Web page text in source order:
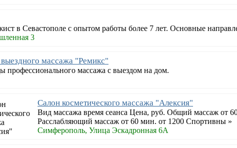
в Севастополе с опытом работы более 7 лет. Основные
3
массажа "Ремикс"
профессионального массажа с выездом на дом.
Салон косметического массажа "Алексия"
Вид массажа время сеанса Цена, руб. Общий массаж от
Расслабляющий массаж от 60 мин. от 1200 Спортивны »
Симферополь, Улица Эскадронная 6А